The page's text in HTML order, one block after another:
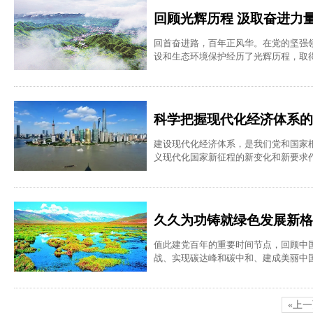
回顾光辉历程 汲取奋进力
回首奋进路，百年正风华。在党的坚
设和生态环境保护经历了光辉历程，取
科学把握现代化经济体系
建设现代化经济体系，是我们党和国家
义现代化国家新征程的新变化和新要
久久为功铸就绿色发展新
值此建党百年的重要时间节点，回顾
战、实现碳达峰和碳中和、建成美丽中
«上